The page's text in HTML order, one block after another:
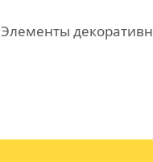
Элементы